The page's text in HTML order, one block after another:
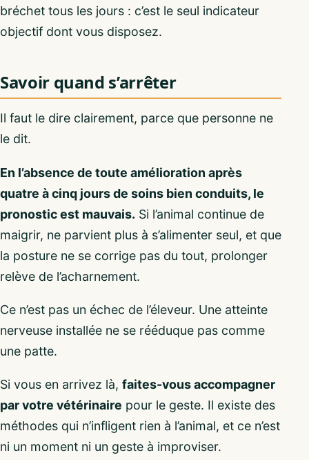
bréchet tous les jours : c’est le seul indicateur
objectif dont vous disposez.
Savoir quand s’arrêter
Il faut le dire clairement, parce que personne ne
le dit.
En l’absence de toute amélioration après
quatre à cinq jours de soins bien conduits, le
pronostic est mauvais. Si l’animal continue de
maigrir, ne parvient plus à s’alimenter seul, et que
la posture ne se corrige pas du tout, prolonger
relève de l’acharnement.
Ce n’est pas un échec de l’éleveur. Une atteinte
nerveuse installée ne se rééduque pas comme
une patte.
Si vous en arrivez là, faites-vous accompagner
par votre vétérinaire pour le geste. Il existe des
méthodes qui n’infligent rien à l’animal, et ce n’est
ni un moment ni un geste à improviser.